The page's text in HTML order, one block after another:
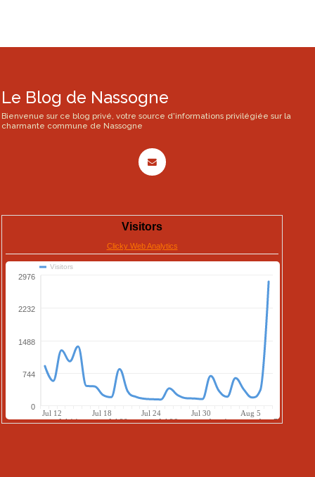
Le Blog de Nassogne
Bienvenue sur ce blog privé, votre source d'informations privilégiée sur la
charmante commune de Nassogne